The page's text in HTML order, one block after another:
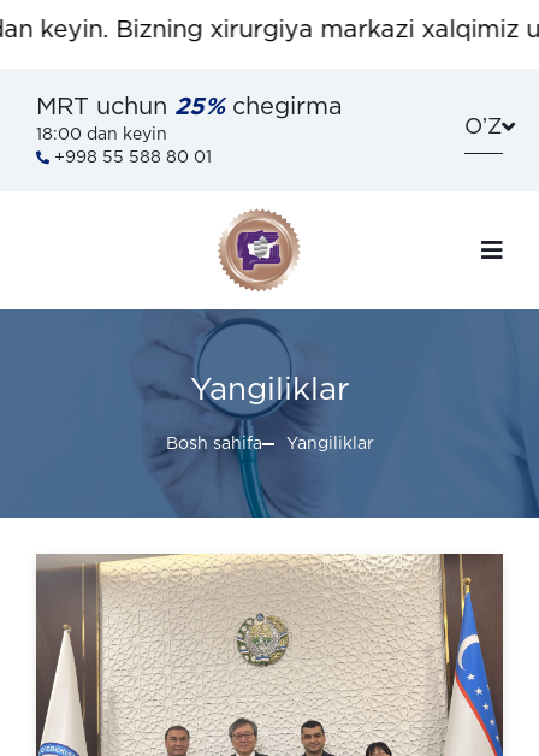
Bizning xirurgiya markazi xalqimiz
MRT uchun 25%chegirma
18:00 dan keyin
+998 55 588 80 01
OʼZ
Yangiliklar
Bosh sahifa Yangiliklar